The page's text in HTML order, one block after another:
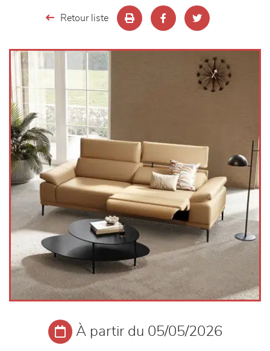
chambres et dressing
literie
décoration
Retour liste
À partir du 05/05/2026